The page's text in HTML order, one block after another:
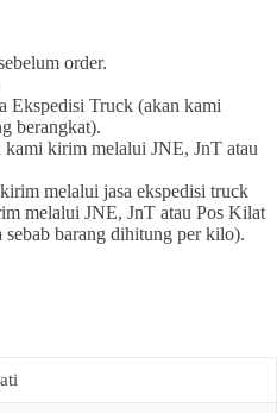
order.
Ekspedisi Truck (akan kami
berangkat).
kirim melalui JNE, JnT atau
melalui jasa ekspedisi truck
melalui JNE, JnT atau Pos Kilat
sebab barang dihitung per kilo).